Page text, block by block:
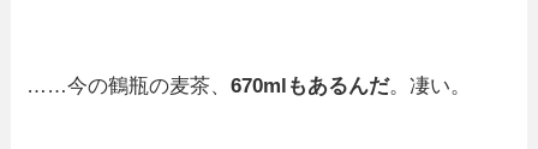
……今の鶴瓶の麦茶、670mlもあるんだ。凄い。